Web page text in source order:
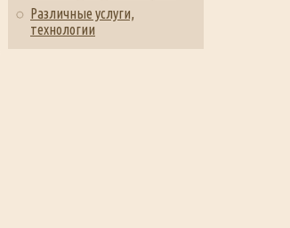
Различные услуги,
технологии